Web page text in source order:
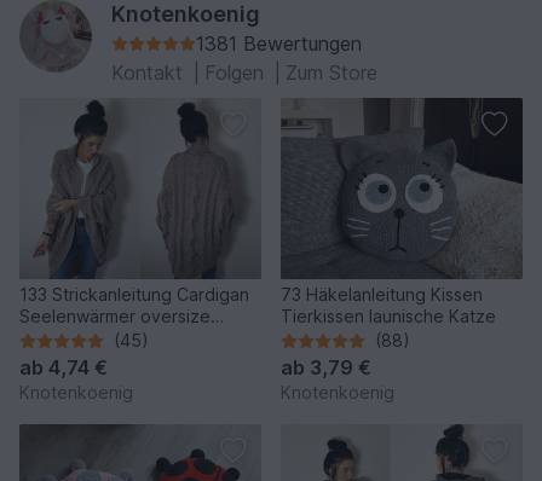
Knotenkoenig
1381 Bewertungen
Kontakt
Folgen Zum Store
133 Strickanleitung Cardigan
Seelenwärmer oversize
Herbstlaub in mehreren
Größen und Variationen
(45)
ab 4,74 €
Knotenkoenig
73 Häkelanleitung Kissen
Tierkissen launische Katze
(88)
ab 3,79 €
Knotenkoenig